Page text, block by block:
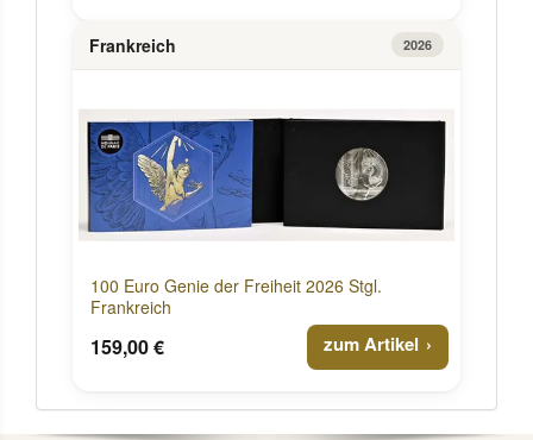
Frankreich 2026
100 Euro Genie der Freiheit 2026 Stgl.
Frankreich
159,00 € zum Artikel